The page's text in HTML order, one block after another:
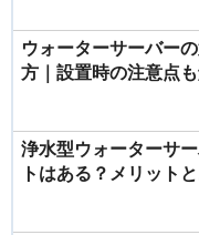
ウォーターサーバー
方｜設置時の注意点
浄水型ウォーターサ
トはある？メリット